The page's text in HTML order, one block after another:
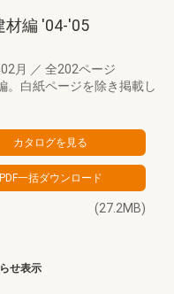
材編 '04-'05
月 ／ 全202ページ
。白紙ページを除き掲載し
(27.2MB)
せ表示